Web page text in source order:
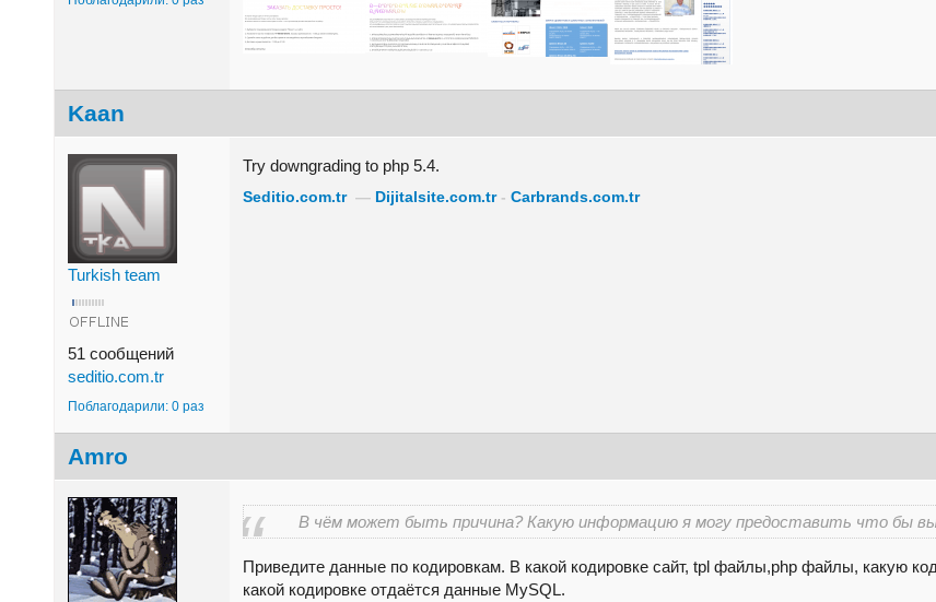
Kaan
Turkish team
51 сообщений
seditio.com.tr
Поблагодарили: 0 раз
Try downgrading to php 5.4.
Seditio.com.tr— Dijitalsite.com.tr- Carbrands.com.tr
Amro
В чём может быть причина? Какую информацию я могу предоставить что бы
Приведите данные по кодировкам. В какой кодировке сайт, tpl файлы,php файлы, какую
какой кодировке отдаётся данные MySQL.